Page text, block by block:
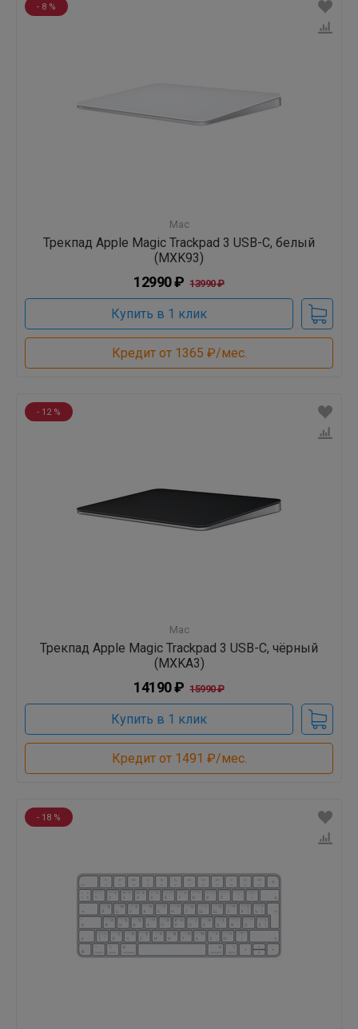
- 8 %
Mac
Трекпад Apple Magic Trackpad 3 USB-C, белый
(MXK93)
12990 ₽ 13990 ₽
Купить в 1 клик
Кредит от 1365 ₽/мес.
- 12 %
Mac
Трекпад Apple Magic Trackpad 3 USB-C, чёрный
(MXKA3)
14190 ₽ 15990 ₽
Купить в 1 клик
Кредит от 1491 ₽/мес.
- 18 %